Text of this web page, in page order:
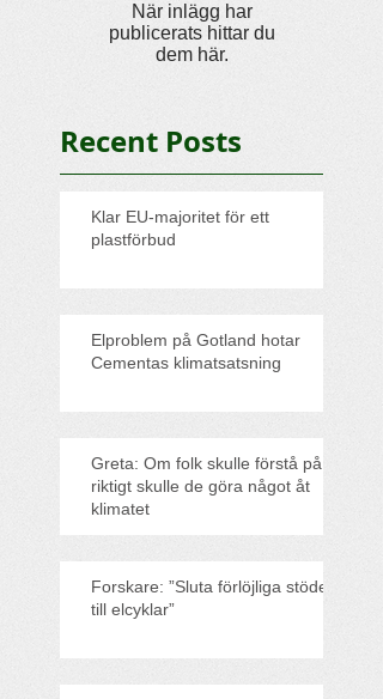
Recent Posts
När inlägg har
publicerats hittar du
dem här.
Klar EU-majoritet för ett
plastförbud
Elproblem på Gotland hotar
Cementas klimatsatsning
Greta: Om folk skulle förstå på
riktigt skulle de göra något åt
klimatet
Forskare: ”Sluta förlöjliga stödet
till elcyklar”